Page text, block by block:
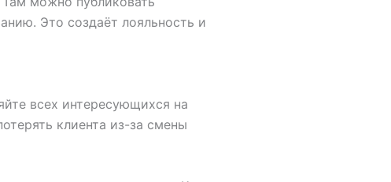
Это создаёт лояльность и
всех интересующихся на
клиента из-за смены